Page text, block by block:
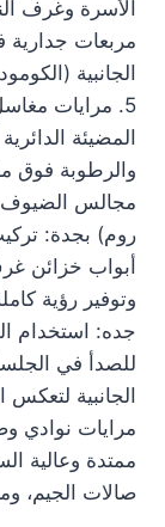
الأسرة وغرف
مربعات جدارية
الجانبية
5. مرايات
المضيئة
والرطوبة فوق
روم) بجدة:
أبواب خزائن
جده: استخدام
للصدأ في
مرايات نوادي
ممتدة وعالية
صالات الجيم،